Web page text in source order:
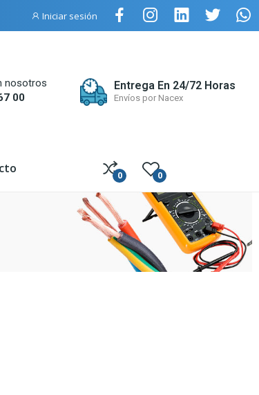
Iniciar sesión
nosotros
00
Entrega En 24/72 Horas
Envíos por Nacex
0 0